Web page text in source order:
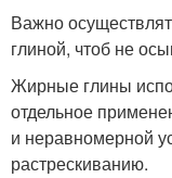
Важно
глиной, чтоб не
Жирные глины
отдельное
и неравномерной
растрескиванию.